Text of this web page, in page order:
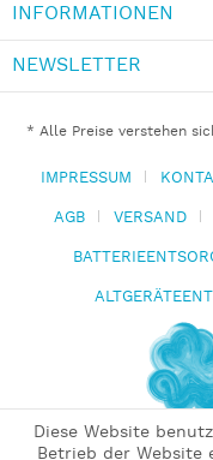
INFORMATIONEN
NEWSLETTER
* Alle Preise verstehen
IMPRESSUM
AGB
VERSAND
Diese Website
Betrieb der